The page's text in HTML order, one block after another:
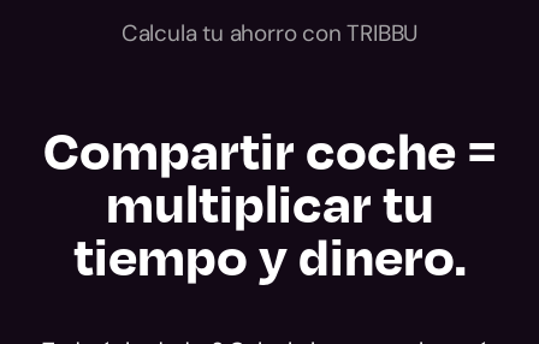
Calcula tu ahorro con TRIBBU
Compartir coche =
multiplicar tu
tiempo y dinero.